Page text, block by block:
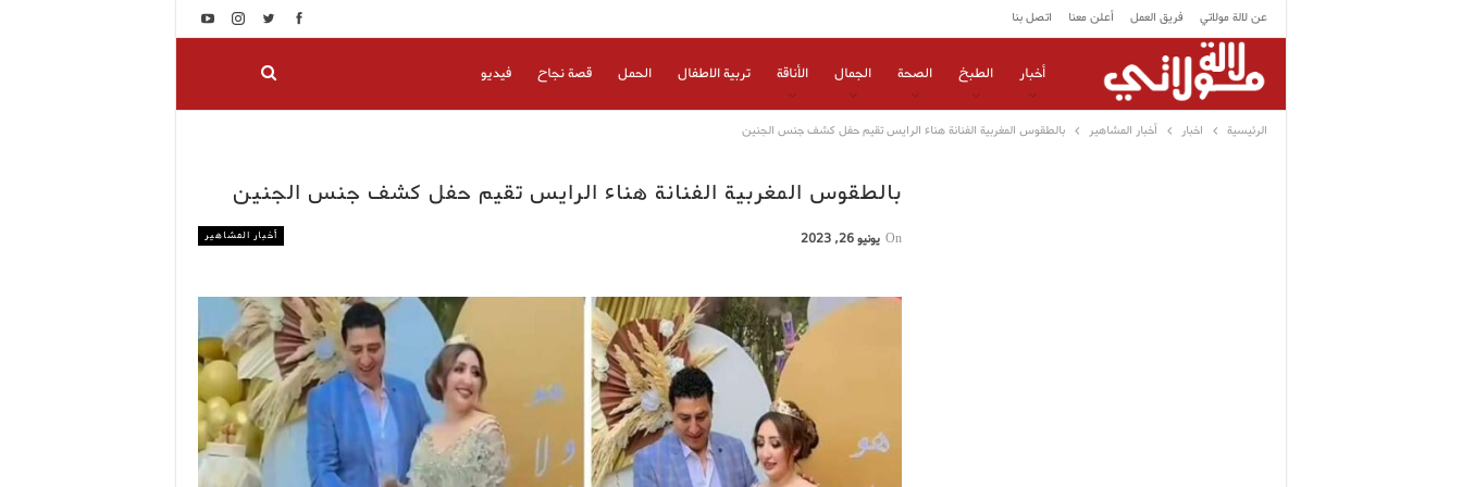
عن لالة مولاتي فريق العمل أعلن معنا اتصل بنا
أخبار الطبخ الصحة الجمال الأناقة تربية الاطفال الحمل قصة نجاح فيديو
الرئيسية اخبار أخبار المشاهير بالطقوس المغربية الفنانة هناء الرايس تقيم حفل كشف جنس الجنين
بالطقوس المغربية الفنانة هناء الرايس تقيم حفل كشف جنس الجنين
أخبار المشاهير On يونيو 26, 2023